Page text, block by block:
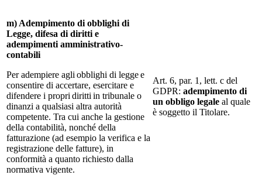
m) Adempimento di obblighi di
Legge, difesa di diritti e
adempimenti amministrativo-
contabili
Per adempiere agli obblighi di legge e
consentire di accertare, esercitare e
difendere i propri diritti in tribunale o
dinanzi a qualsiasi altra autorità
competente. Tra cui anche la gestione
della contabilità, nonché della
fatturazione (ad esempio la verifica e la
registrazione delle fatture), in
conformità a quanto richiesto dalla
normativa vigente.
Art. 6, par. 1, lett. c del
GDPR: adempimento di
un obbligo legale al quale
è soggetto il Titolare.